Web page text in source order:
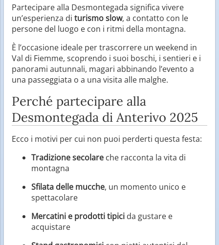
Partecipare alla Desmontegada significa vivere
un’esperienza di turismo slow, a contatto con le
persone del luogo e con i ritmi della montagna.
È l’occasione ideale per trascorrere un weekend in
Val di Fiemme, scoprendo i suoi boschi, i sentieri e i
panorami autunnali, magari abbinando l’evento a
una passeggiata o a una visita alle malghe.
Perché partecipare alla
Desmontegada di Anterivo 2025
Ecco i motivi per cui non puoi perderti questa festa:
Tradizione secolare che racconta la vita di
montagna
Sfilata delle mucche, un momento unico e
spettacolare
Mercatini e prodotti tipici da gustare e
acquistare